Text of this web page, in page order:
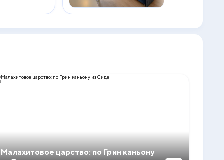
Малахитовое царство: по Грин каньону